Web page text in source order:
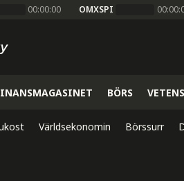
00:00:00 OMXSPI
BÖRS
Världsekonomin Börssurr